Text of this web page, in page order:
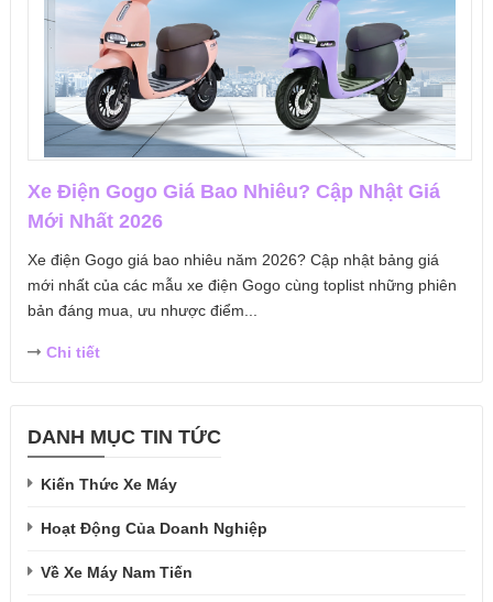
Xe Điện Gogo Giá Bao Nhiêu? Cập Nhật Giá
Mới Nhất 2026
Xe điện Gogo giá bao nhiêu năm 2026? Cập nhật bảng giá
mới nhất của các mẫu xe điện Gogo cùng toplist những phiên
bản đáng mua, ưu nhược điểm...
Chi tiết
DANH MỤC TIN TỨC
Kiến Thức Xe Máy
Hoạt Động Của Doanh Nghiệp
Về Xe Máy Nam Tiến